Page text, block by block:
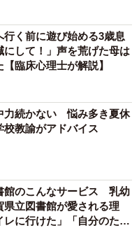
く前に遊び始める3歳息
して！」声を荒げた母は
臨床心理士が解説】
続かない 悩み多き夏休
教諭がアドバイス
館のこんなサービス 乳幼
県立図書館が愛される理
に行けた」「自分のため